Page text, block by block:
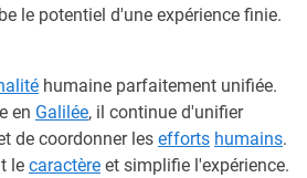
le potentiel d'une expérience finie.
humaine parfaitement unifiée.
en Galilée, il continue d'unifier
de coordonner les efforts humains.
le caractère et simplifie l'expérience.